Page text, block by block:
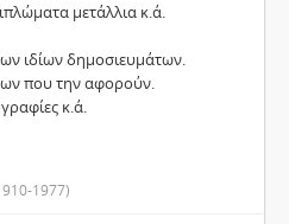
μετάλλια κ.ά.
ιδίων δημοσιευμάτων.
που την αφορούν.
κ.ά.
1977)